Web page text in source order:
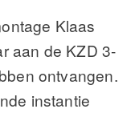
Klaas
aan de KZD 3-
ontvangen.
instantie